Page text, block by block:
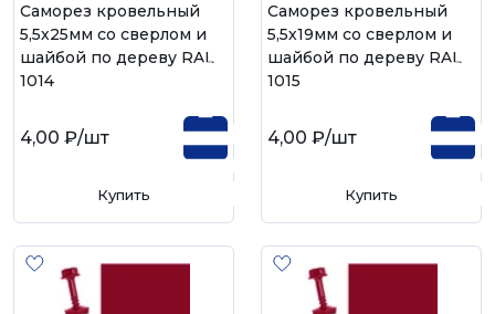
Саморез кровельный
5,5х25мм со сверлом и
шайбой по дереву RAL
1014
4,00 ₽/шт
Купить
Саморез кровельный
5,5х19мм со сверлом и
шайбой по дереву RAL
1015
4,00 ₽/шт
Купить